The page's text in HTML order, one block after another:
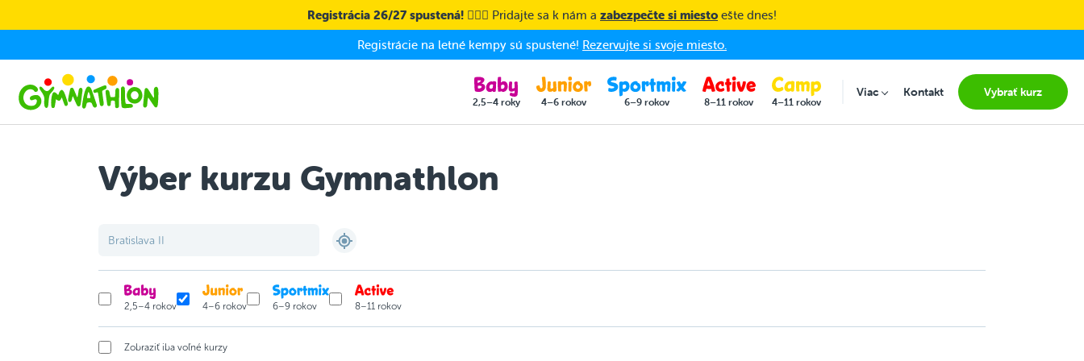
Registrácia 26/27 spustená! 🤸🏼‍♀️ Pridajte sa k nám a zabezpečte si miesto ešte dnes!
Registrácie na letné kempy sú spustené! Rezervujte si svoje miesto.
2,5–4 roky 4–6 rokov 6–9 rokov 8–11 rokov 4–11 rokov
ViacSubmenu for "Viac"
Kontakt Vybrať kurz(current)
Výber kurzu Gymnathlon
2,5–4 rokov 4–6 rokov 6–9 rokov 8–11 rokov
Zobraziť iba voľné kurzy